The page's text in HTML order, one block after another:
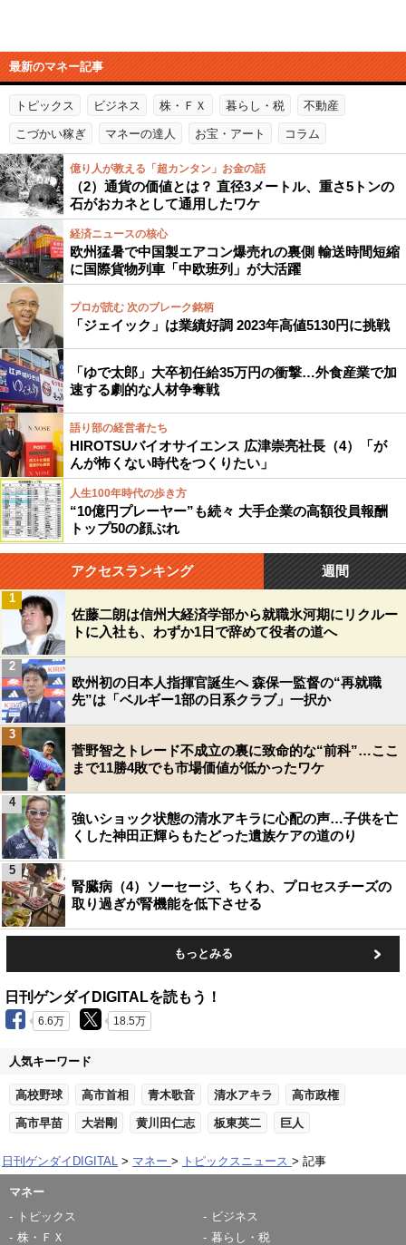
最新のマネー記事
トピックス ビジネス 株・ＦＸ 暮らし・税 不動産
こづかい稼ぎ マネーの達人 お宝・アート コラム
億り人が教える「超カンタン」お金の話
（2）通貨の価値とは？ 直径3メートル、重さ5トンの
石がおカネとして通用したワケ
経済ニュースの核心
欧州猛暑で中国製エアコン爆売れの裏側 輸送時間短縮
に国際貨物列車「中欧班列」が大活躍
プロが読む 次のブレーク銘柄
「ジェイック」は業績好調 2023年高値5130円に挑戦
「ゆで太郎」大卒初任給35万円の衝撃…外食産業で加
速する劇的な人材争奪戦
語り部の経営者たち
HIROTSUバイオサイエンス 広津崇亮社長（4）「が
んが怖くない時代をつくりたい」
人生100年時代の歩き方
“10億円プレーヤー”も続々 大手企業の高額役員報酬
トップ50の顔ぶれ
アクセスランキング 週間
佐藤二朗は信州大経済学部から就職氷河期にリクルー
トに入社も、わずか1日で辞めて役者の道へ
1
欧州初の日本人指揮官誕生へ 森保一監督の“再就職
先”は「ベルギー1部の日系クラブ」一択か
2
菅野智之トレード不成立の裏に致命的な“前科”…ここ
まで11勝4敗でも市場価値が低かったワケ
3
強いショック状態の清水アキラに心配の声…子供を亡
くした神田正輝らもたどった遺族ケアの道のり
4
腎臓病（4）ソーセージ、ちくわ、プロセスチーズの
取り過ぎが腎機能を低下させる
5
もっとみる
日刊ゲンダイDIGITALを読もう！
6.6万 18.5万
人気キーワード
高校野球 高市首相 青木歌音 清水アキラ 高市政権
高市早苗 大岩剛 黄川田仁志 板東英二 巨人
日刊ゲンダイDIGITAL マネー トピックスニュース 記事
マネー
トピックス
ビジネス
株・ＦＸ
暮らし・税